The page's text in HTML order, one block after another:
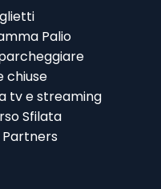
Palio
chiuse
tv e streaming
Sfilata
Partners